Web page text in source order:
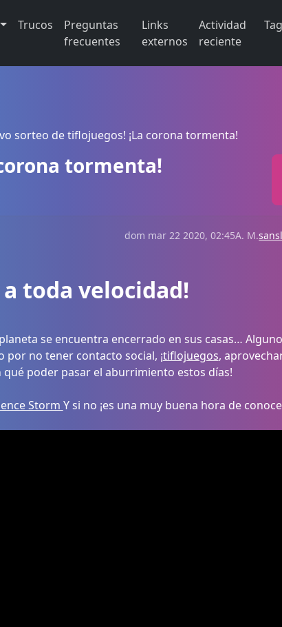
Trucos
Preguntas
frecuentes
Links
externos
Actividad
reciente
sorteo de tiflojuegos! ¡La corona tormenta!
tormenta!
dom mar 22 2020, 02:45A. M.
toda velocidad!
se encuentra encerrado en sus casas…
no tener contacto social, ¡tiflojuegos,
poder pasar el aburrimiento estos días!
Storm Y si no ¡es una muy buena hora de